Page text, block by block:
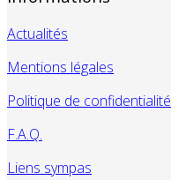
Actualités
Mentions légales
Politique de confidentialité
F.A.Q.
Liens sympas